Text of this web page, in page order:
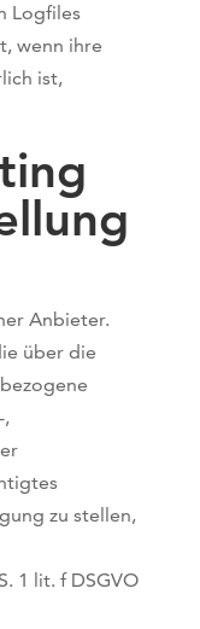
Logfiles
wenn ihre
ist,
Anbieter.
über die
,
zu stellen,
1 lit. f DSGVO